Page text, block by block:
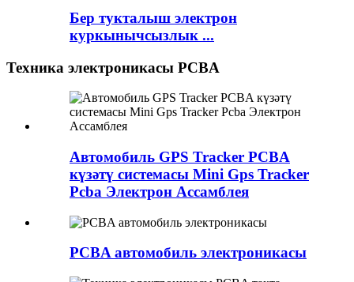
Бер тукталыш электрон
куркынычсызлык ...
Техника электроникасы PCBA
Автомобиль GPS Tracker PCBA
күзәтү системасы Mini Gps Tracker
Pcba Электрон Ассамблея
PCBA автомобиль электроникасы